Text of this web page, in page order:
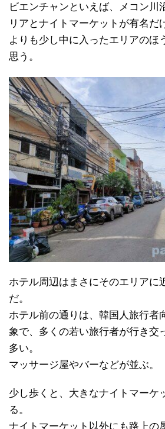
ビエンチャンといえば、メコン川
リアとナイトマーケットが有名だ
よりも少し中に入ったエリアのほ
思う。
ホテル周辺はまさにそのエリアに
だ。
ホテル前の通りは、韓国人旅行者
象で、多くの若い旅行者が行き交
多い。
マッサージ屋やバーなどが並ぶ。
少し歩くと、大きなナイトマーケ
る。
ナイトマーケット以外にも路上の